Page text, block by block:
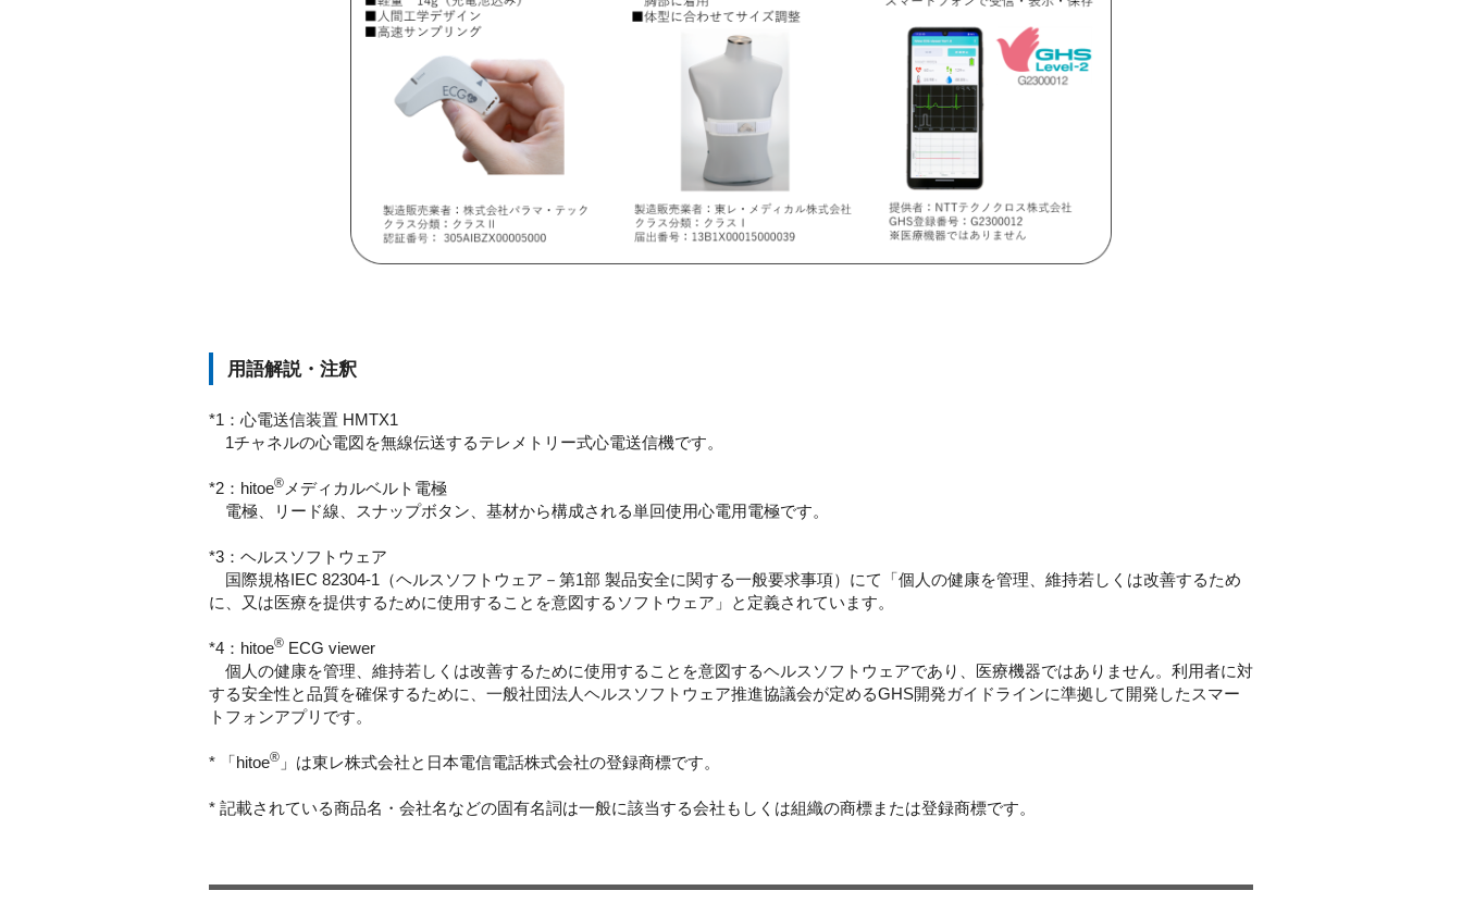
用語解説・注釈
*1：心電送信装置 HMTX1
1チャネルの心電図を無線伝送するテレメトリー式心電送信機です。
*2：hitoe® メディカルベルト電極
電極、リード線、スナップボタン、基材から構成される単回使用心電用電極です。
*3：ヘルスソフトウェア
国際規格IEC 82304-1（ヘルスソフトウェア－第1部 製品安全に関する一般要求事項）にて「個人の健康を管理、維持若しくは改善するため
に、又は医療を提供するために使用することを意図するソフトウェア」と定義されています。
*4：hitoe® ECG viewer
個人の健康を管理、維持若しくは改善するために使用することを意図するヘルスソフトウェアであり、医療機器ではありません。利用者に対
する安全性と品質を確保するために、一般社団法人ヘルスソフトウェア推進協議会が定めるGHS開発ガイドラインに準拠して開発したスマー
トフォンアプリです。
* 「hitoe® 」は東レ株式会社と日本電信電話株式会社の登録商標です。
* 記載されている商品名・会社名などの固有名詞は一般に該当する会社もしくは組織の商標または登録商標です。